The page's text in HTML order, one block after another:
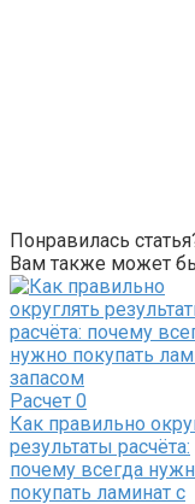
Понравилась
Вам также может
Расчет 0
Как правильно
результаты расчёта:
почему всегда
покупать ламинат с